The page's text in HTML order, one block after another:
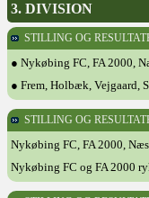
3. DIVISION
STILLING OG
● Nykøbing FC, FA 2000,
● Frem, Holbæk, Vejgaard,
STILLING OG
Nykøbing FC, FA 2000,
Nykøbing FC og FA 2000